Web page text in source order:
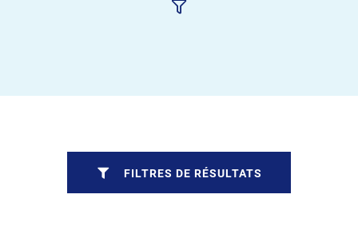
FILTRES DE RÉSULTATS